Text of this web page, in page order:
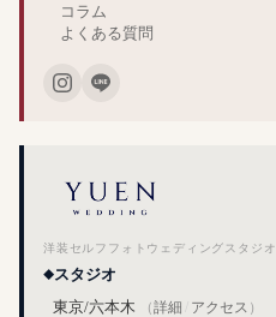
コラム
よくある質問
洋装セルフフォトウェディングスタジオ
スタジオ
東京/六本木
（詳細 アクセス ）